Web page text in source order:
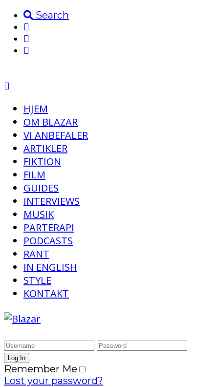
Search
HJEM
OM BLAZAR
VI ANBEFALER
ARTIKLER
FIKTION
FILM
GUIDES
INTERVIEWS
MUSIK
PARTERAPI
PODCASTS
RANT
IN ENGLISH
STYLE
KONTAKT
Remember Me
Lost your password?